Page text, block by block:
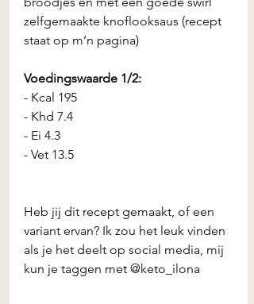
zelfgemaakte knoflooksaus (recept
staat op m’n pagina)
Voedingswaarde 1/2:
- Kcal 195
- Khd 7.4
- Ei 4.3
- Vet 13.5
Heb jij dit recept gemaakt, of een
variant ervan? Ik zou het leuk vinden
als je het deelt op social media, mij
kun je taggen met @keto_ilona